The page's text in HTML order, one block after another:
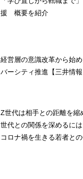
援 概要を紹介
経営層の意識改革から始
バーシティ推進【三井情報
Z世代は相手との距離を
世代との関係を深めるに
コロナ禍を生きる若者との